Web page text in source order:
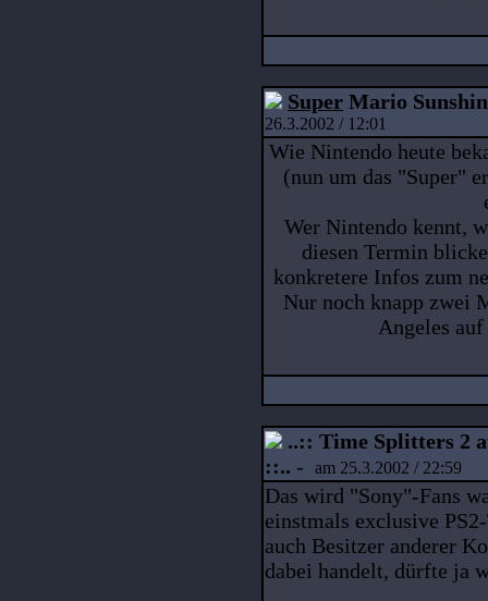
Super Mario
26.3.2002 / 12:01
Wie Nintendo heute
(nun um das "Super"
Wer Nintendo kennt,
diesen Termin
konkretere Infos zum
Nur noch knapp zwei
Angeles
..:: Time Splitters 2
::.. - am 25.3.2002 / 22:59
Das wird "Sony"-Fans
einstmals exclusive
auch Besitzer anderer
dabei handelt, dürfte ja